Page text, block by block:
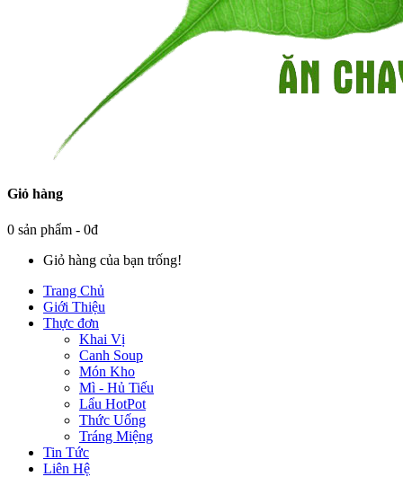
Giỏ hàng
0 sản phẩm - 0đ
Giỏ hàng của bạn trống!
Trang Chủ
Giới Thiệu
Thực đơn
Khai Vị
Canh Soup
Món Kho
Mì - Hủ Tiếu
Lẩu HotPot
Thức Uống
Tráng Miệng
Tin Tức
Liên Hệ